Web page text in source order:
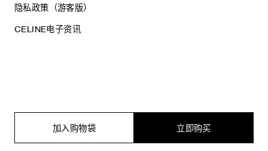
立即购买
加入购物袋
隐私政策（游客版）
CELINE电子资讯
思琳商贸（上海）有限公司
沪公网安备 31010602005569
电子营业执照